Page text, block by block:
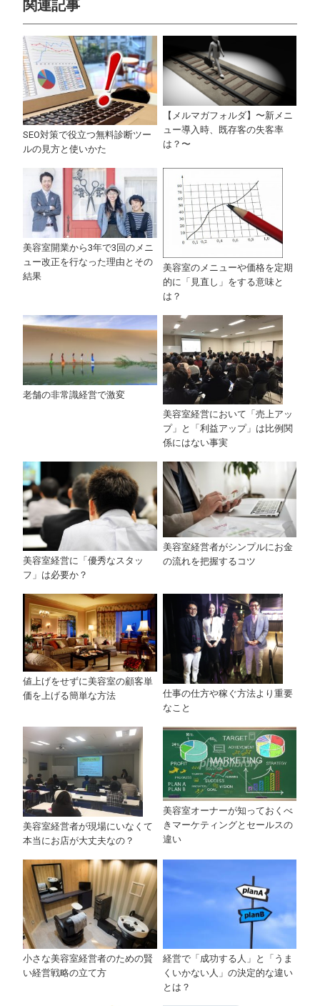
関連記事
SEO対策で役立つ無料診断ツー
ルの見方と使いかた
【メルマガフォルダ】〜新メニ
ュー導入時、既存客の失客率
は？〜
美容室開業から3年で3回のメニ
ュー改正を行なった理由とその
結果
美容室のメニューや価格を定期
的に「見直し」をする意味と
は？
老舗の非常識経営で激変
美容室経営において「売上アッ
プ」と「利益アップ」は比例関
係にはない事実
美容室経営に「優秀なスタッ
フ」は必要か？
美容室経営者がシンプルにお金
の流れを把握するコツ
値上げをせずに美容室の顧客単
価を上げる簡単な方法
仕事の仕方や稼ぐ方法より重要
なこと
美容室経営者が現場にいなくて
本当にお店が大丈夫なの？
美容室オーナーが知っておくべ
きマーケティングとセールスの
違い
小さな美容室経営者のための賢
い経営戦略の立て方
経営で「成功する人」と「うま
くいかない人」の決定的な違い
とは？